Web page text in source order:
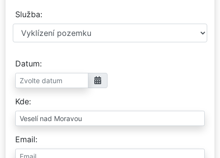
Služba
Datum
Kde
Email